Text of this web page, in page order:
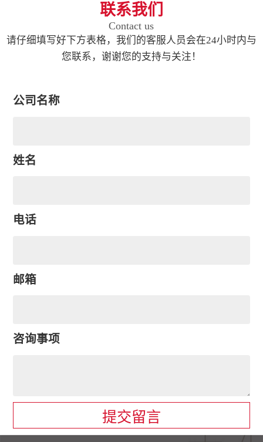
联系我们
Contact us
请仔细填写好下方表格，我们的客服人员会在24小时内与
您联系，谢谢您的支持与关注！
公司名称
姓名
电话
邮箱
咨询事项